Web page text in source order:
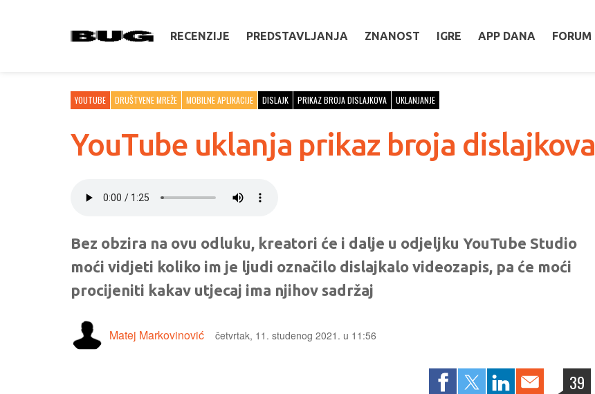
RECENZIJE PREDSTAVLJANJA ZNANOST IGRE APP DANA FORUM
YOUTUBE DRUŠTVENE MREŽE MOBILNE APLIKACIJE DISLAJK PRIKAZ BROJA DISLAJKOVA UKLANJANJE
YouTube uklanja prikaz broja dislajkova
Bez obzira na ovu odluku, kreatori će i dalje u odjeljku YouTube Studio
moći vidjeti koliko im je ljudi označilo dislajkalo videozapis, pa će moći
procijeniti kakav utjecaj ima njihov sadržaj
Matej Markovinović četvrtak, 11. studenog 2021. u 11:56
39